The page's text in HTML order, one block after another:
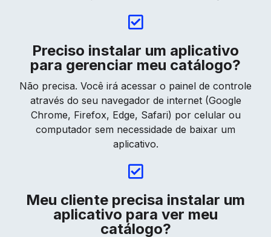
Preciso instalar um aplicativo
para gerenciar meu catálogo?
Não precisa. Você irá acessar o painel de controle
através do seu navegador de internet (Google
Chrome, Firefox, Edge, Safari) por celular ou
computador sem necessidade de baixar um
aplicativo.
Meu cliente precisa instalar um
aplicativo para ver meu
catálogo?